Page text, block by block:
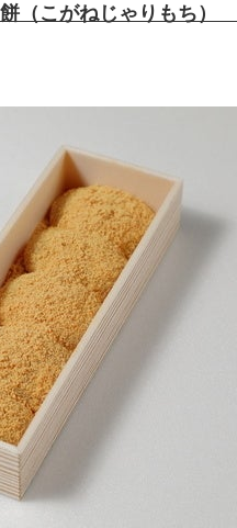
（こがねじゃりもち）